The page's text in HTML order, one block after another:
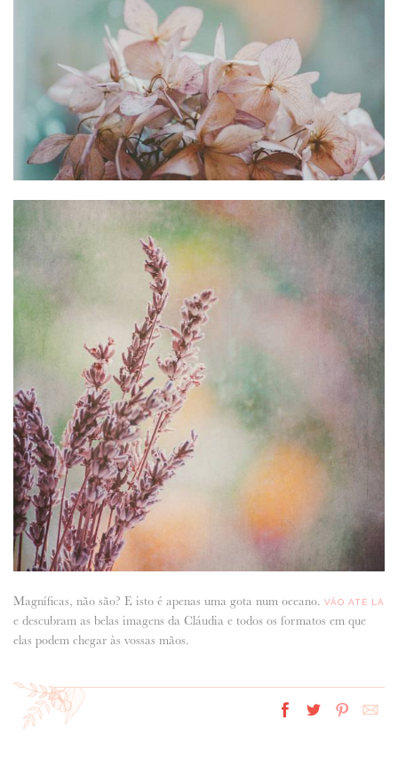
Magníficas, não são? E isto é apenas uma gota num oceano. VÃO ATÉ LÁ
e descubram as belas imagens da Cláudia e todos os formatos em que
elas podem chegar às vossas mãos.